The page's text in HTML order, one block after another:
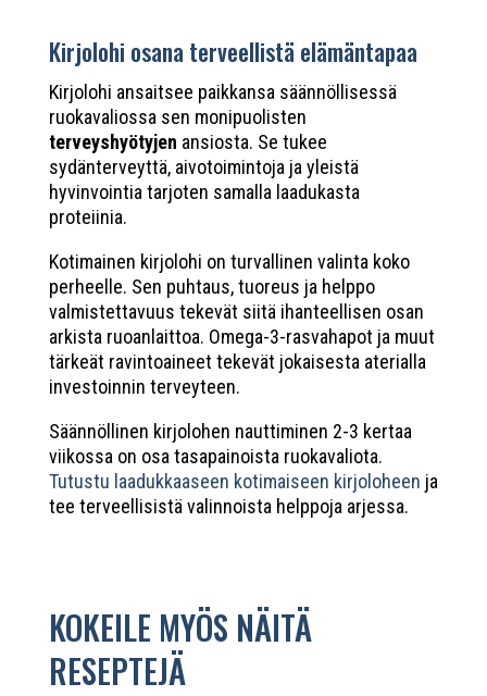
Kirjolohi osana terveellistä elämäntapaa
Kirjolohi ansaitsee paikkansa säännöllisessä
ruokavaliossa sen monipuolisten
terveyshyötyjen ansiosta. Se tukee
sydänterveyttä, aivotoimintoja ja yleistä
hyvinvointia tarjoten samalla laadukasta
proteiinia.
Kotimainen kirjolohi on turvallinen valinta koko
perheelle. Sen puhtaus, tuoreus ja helppo
valmistettavuus tekevät siitä ihanteellisen osan
arkista ruoanlaittoa. Omega-3-rasvahapot ja muut
tärkeät ravintoaineet tekevät jokaisesta aterialla
investoinnin terveyteen.
Säännöllinen kirjolohen nauttiminen 2-3 kertaa
viikossa on osa tasapainoista ruokavaliota.
Tutustu laadukkaaseen kotimaiseen kirjoloheen ja
tee terveellisistä valinnoista helppoja arjessa.
KOKEILE MYÖS NÄITÄ
RESEPTEJÄ